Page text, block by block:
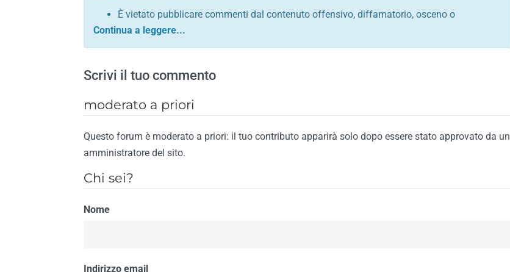
È vietato pubblicare commenti dal contenuto offensivo, diffamatorio, osceno o
comunque contrario alle leggi dello Stato italiano e di quelle internazionali
Sono vietati commenti in tono sacrilego, sarcastico, denigratorio e sbeffeggiatorio
È vietato pubblicare commenti contrari al rispetto dell'ordine pubblico
È vietato pubblicare commenti lesivi della privacy di qualsiasi cittadino
È vietato pubblicare commenti razzisti nei confronti di qualsiasi razza, popolo, cultura,
religione
È vietato pubblicare commenti contrari al rispetto del buon costume o contenenti
È vietato pubblicare commenti inerenti propaganda politica, di partito o di fazione, che
Il riscontro della violazione anche di una sola delle regole precedenti comporterà la non
Scrivi il tuo commento
moderato a priori
Questo forum è moderato a priori: il tuo contributo apparirà solo dopo essere stato approvato da un
amministratore del sito.
Chi sei?
Nome
Indirizzo email